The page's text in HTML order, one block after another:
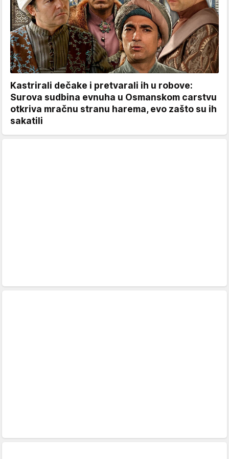
Kastrirali dečake i pretvarali ih u robove:
Surova sudbina evnuha u Osmanskom carstvu
otkriva mračnu stranu harema, evo zašto su ih
sakatili